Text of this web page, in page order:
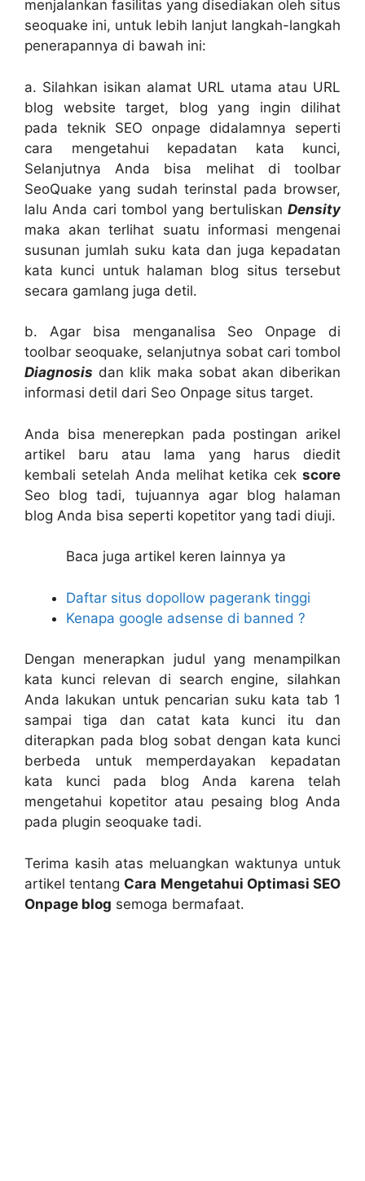
menjalankan fasilitas yang disediakan oleh situs
seoquake ini, untuk lebih lanjut langkah-langkah
penerapannya di bawah ini:
a. Silahkan isikan alamat URL utama atau URL
blog website target, blog yang ingin dilihat
pada teknik SEO onpage didalamnya seperti
cara mengetahui kepadatan kata kunci,
Selanjutnya Anda bisa melihat di toolbar
SeoQuake yang sudah terinstal pada browser,
lalu Anda cari tombol yang bertuliskan Density
maka akan terlihat suatu informasi mengenai
susunan jumlah suku kata dan juga kepadatan
kata kunci untuk halaman blog situs tersebut
secara gamlang juga detil.
b. Agar bisa menganalisa Seo Onpage di
toolbar seoquake, selanjutnya sobat cari tombol
Diagnosis dan klik maka sobat akan diberikan
informasi detil dari Seo Onpage situs target.
Anda bisa menerepkan pada postingan arikel
artikel baru atau lama yang harus diedit
kembali setelah Anda melihat ketika cek score
Seo blog tadi, tujuannya agar blog halaman
blog Anda bisa seperti kopetitor yang tadi diuji.
Baca juga artikel keren lainnya ya
Daftar situs dopollow pagerank tinggi
Kenapa google adsense di banned ?
Dengan menerapkan judul yang menampilkan
kata kunci relevan di search engine, silahkan
Anda lakukan untuk pencarian suku kata tab 1
sampai tiga dan catat kata kunci itu dan
diterapkan pada blog sobat dengan kata kunci
berbeda untuk memperdayakan kepadatan
kata kunci pada blog Anda karena telah
mengetahui kopetitor atau pesaing blog Anda
pada plugin seoquake tadi.
Terima kasih atas meluangkan waktunya untuk
artikel tentang Cara Mengetahui Optimasi SEO
Onpage blog semoga bermafaat.